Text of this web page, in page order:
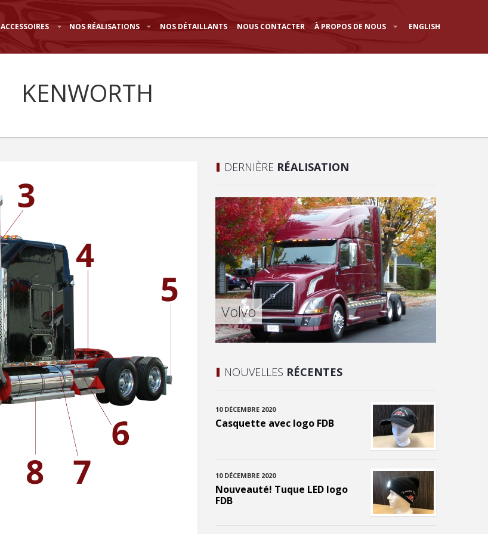
ACCESSOIRES NOS RÉALISATIONS NOS DÉTAILLANTS NOUS CONTACTER À PROPOS DE NOUS ENGLISH
KENWORTH
DERNIÈRE RÉALISATION
Volvo
NOUVELLES RÉCENTES
10 DÉCEMBRE 2020
Casquette avec logo FDB
10 DÉCEMBRE 2020
Nouveauté! Tuque LED logo
FDB